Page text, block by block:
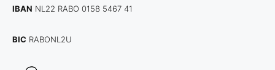
IBAN NL22 RABO 0158 5467 41
BIC RABONL2U